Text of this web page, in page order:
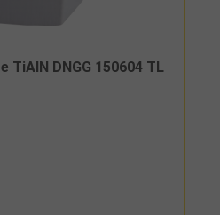
TiAlN DNGG 150604 TL